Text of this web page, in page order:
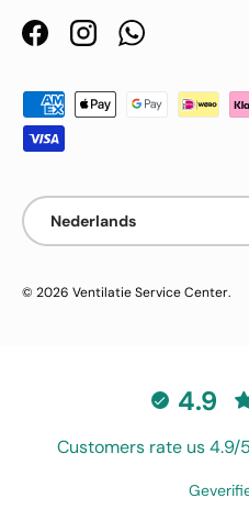
FacebookInstagramWhatsApp
Geaccepteerde
Taal
Nederlands
© 2026 Ventilatie Service Center.
4.9
Customers rate us 4.9/